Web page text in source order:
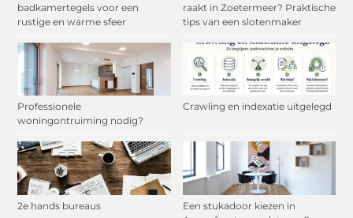
badkamertegels voor een
rustige en warme sfeer
raakt in Zoetermeer? Praktische
tips van een slotenmaker
Professionele
woningontruiming nodig?
Crawling en indexatie uitgelegd
2e hands bureaus
Een stukadoor kiezen in